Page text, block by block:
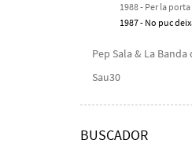
1988 - Per la
1987 - No puc
Pep Sala & La Banda
Sau30
BUSCADOR